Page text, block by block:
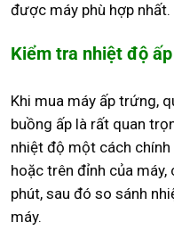
được máy phù hợp nhất.
Kiểm tra nhiệt độ
Khi mua máy ấp trứng,
buồng ấp là rất quan
nhiệt độ một cách
hoặc trên đỉnh của
phút, sau đó so sánh
máy.